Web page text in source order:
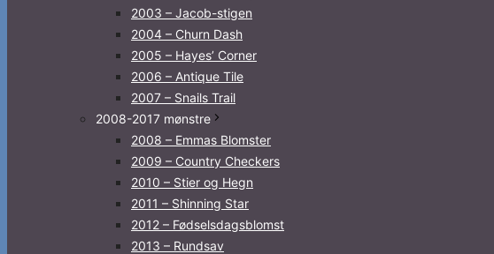
2003 – Jacob-stigen
2004 – Churn Dash
2005 – Hayes’ Corner
2006 – Antique Tile
2007 – Snails Trail
2008-2017 mønstre
2008 – Emmas Blomster
2009 – Country Checkers
2010 – Stier og Hegn
2011 – Shinning Star
2012 – Fødselsdagsblomst
2013 – Rundsav